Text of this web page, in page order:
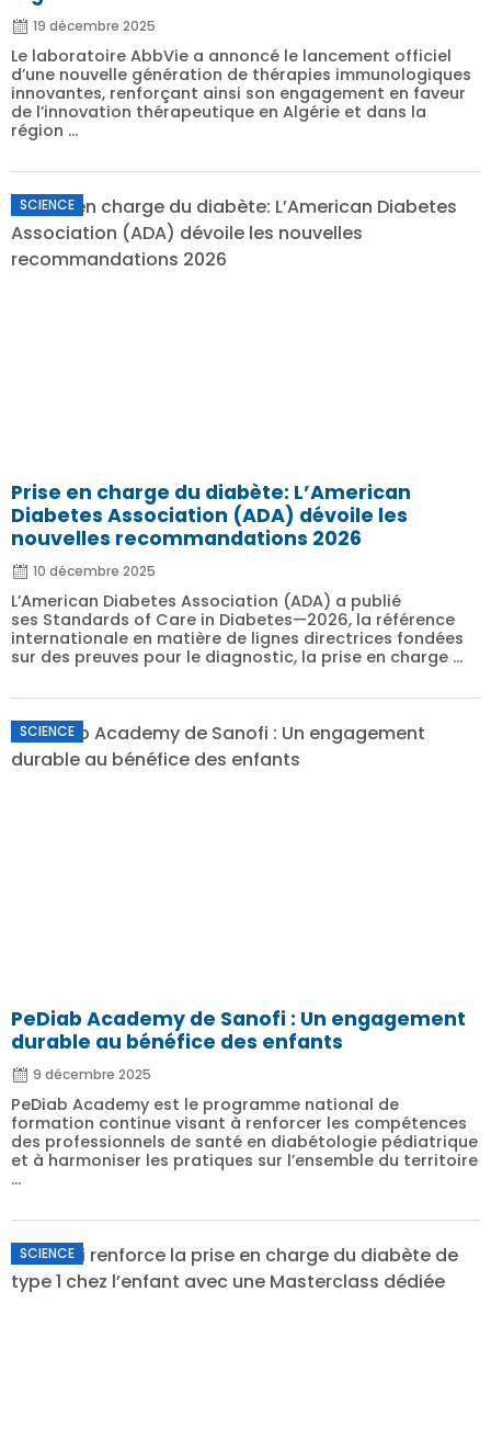
19 décembre 2025
Le laboratoire AbbVie a annoncé le lancement officiel
d’une nouvelle génération de thérapies immunologiques
innovantes, renforçant ainsi son engagement en faveur
de l’innovation thérapeutique en Algérie et dans la
région ...
SCIENCE
Prise en charge du diabète: L’American
Diabetes Association (ADA) dévoile les
nouvelles recommandations 2026
10 décembre 2025
L’American Diabetes Association (ADA) a publié
ses Standards of Care in Diabetes—2026, la référence
internationale en matière de lignes directrices fondées
sur des preuves pour le diagnostic, la prise en charge ...
SCIENCE
PeDiab Academy de Sanofi : Un engagement
durable au bénéfice des enfants
9 décembre 2025
PeDiab Academy est le programme national de
formation continue visant à renforcer les compétences
des professionnels de santé en diabétologie pédiatrique
et à harmoniser les pratiques sur l’ensemble du territoire
...
SCIENCE